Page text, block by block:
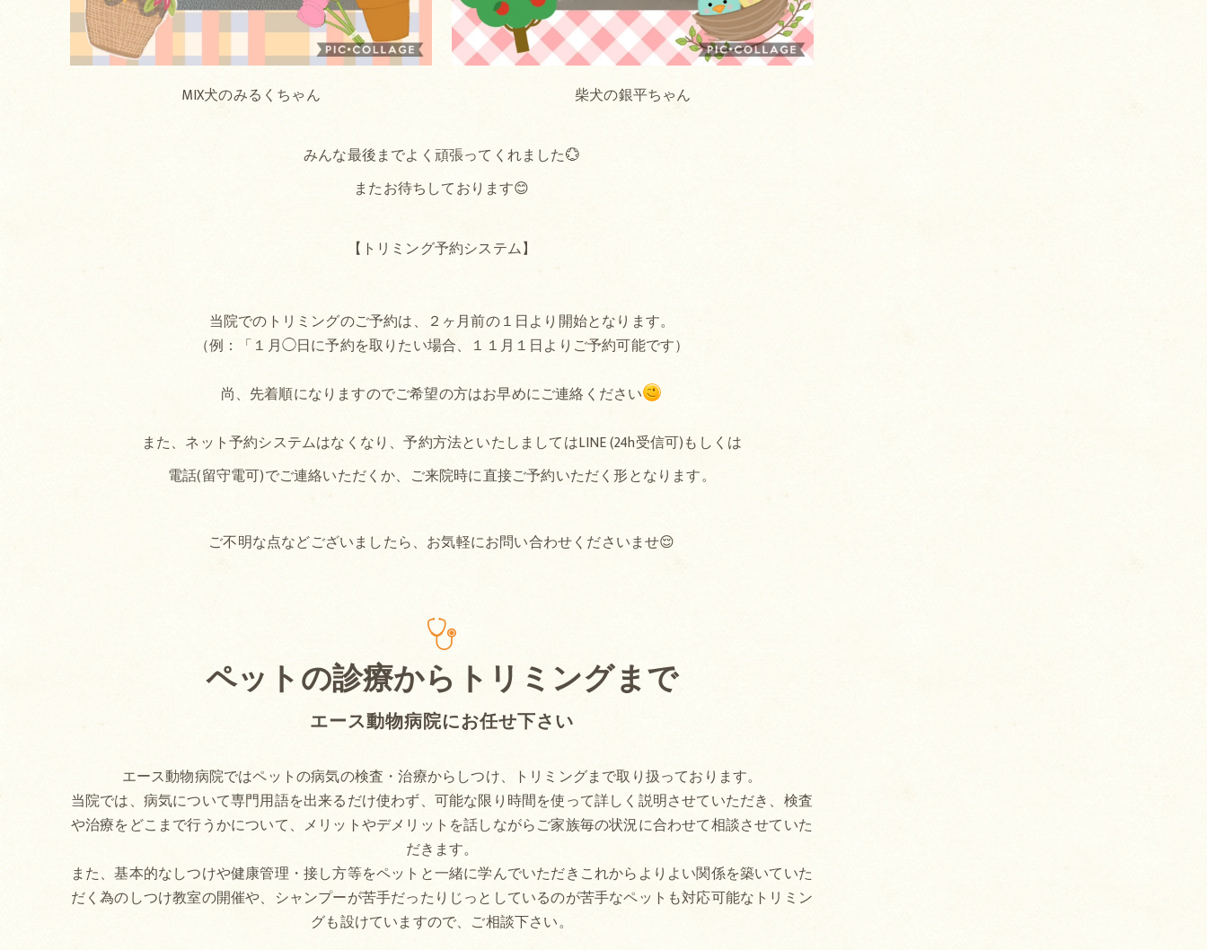
MIX犬のみるくちゃん 柴犬の銀平ちゃん
みんな最後までよく頑張ってくれました💮
またお待ちしております😊
【トリミング予約システム】
当院でのトリミングのご予約は、２ヶ月前の１日より開始となります。
（例：「１月◯日に予約を取りたい場合、１１月１日よりご予約可能です）
尚、先着順になりますのでご希望の方はお早めにご連絡ください
また、ネット予約システムはなくなり、予約方法といたしましてはLINE (24h受信可)もしくは
電話(留守電可)でご連絡いただくか、ご来院時に直接ご予約いただく形となります。
ご不明な点などございましたら、お気軽にお問い合わせくださいませ😌
エース動物病院にお任せ下さい
ペットの診療からトリミングまで
エース動物病院ではペットの病気の検査・治療からしつけ、トリミングまで取り扱っております。
当院では、病気について専門用語を出来るだけ使わず、可能な限り時間を使って詳しく説明させていただき、検査
や治療をどこまで行うかについて、メリットやデメリットを話しながらご家族毎の状況に合わせて相談させていた
だきます。
また、基本的なしつけや健康管理・接し方等をペットと一緒に学んでいただきこれからよりよい関係を築いていた
だく為のしつけ教室の開催や、シャンプーが苦手だったりじっとしているのが苦手なペットも対応可能なトリミン
グも設けていますので、ご相談下さい。